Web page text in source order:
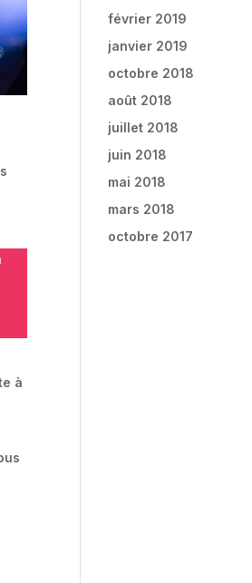
à
février 2019
janvier 2019
octobre 2018
août 2018
juillet 2018
juin 2018
mai 2018
mars 2018
octobre 2017